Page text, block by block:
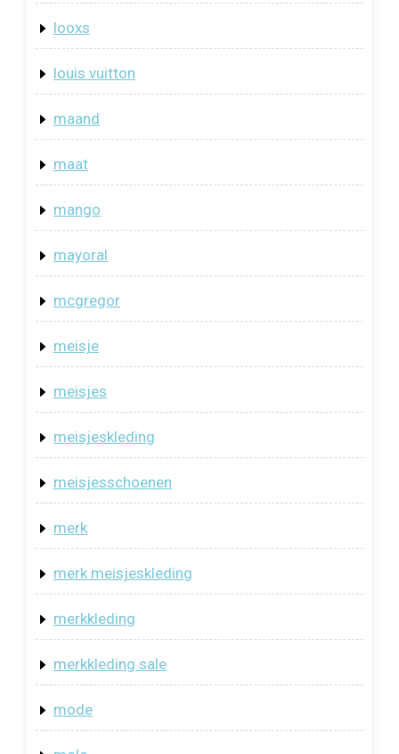
looxs
louis vuitton
maand
maat
mango
mayoral
mcgregor
meisje
meisjes
meisjeskleding
meisjesschoenen
merk
merk meisjeskleding
merkkleding
merkkleding sale
mode